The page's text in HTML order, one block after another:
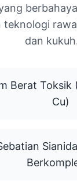
teknologi
dan
Berat Toksik
Cu)